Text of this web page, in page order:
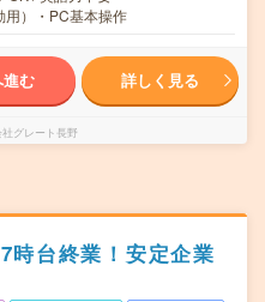
用）・PC基本操作
む 詳しく見る
グレート長野
時台終業！安定企業